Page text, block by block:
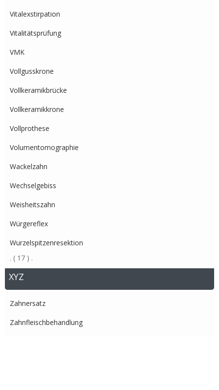
Vitalexstirpation
Vitalitätsprüfung
VMK
Vollgusskrone
Vollkeramikbrücke
Vollkeramikkrone
Vollprothese
Volumentomographie
Wackelzahn
Wechselgebiss
Weisheitszahn
Würgereflex
Wurzelspitzenresektion
. ( 17 ) .
XYZ
Zahnersatz
Zahnfleischbehandlung